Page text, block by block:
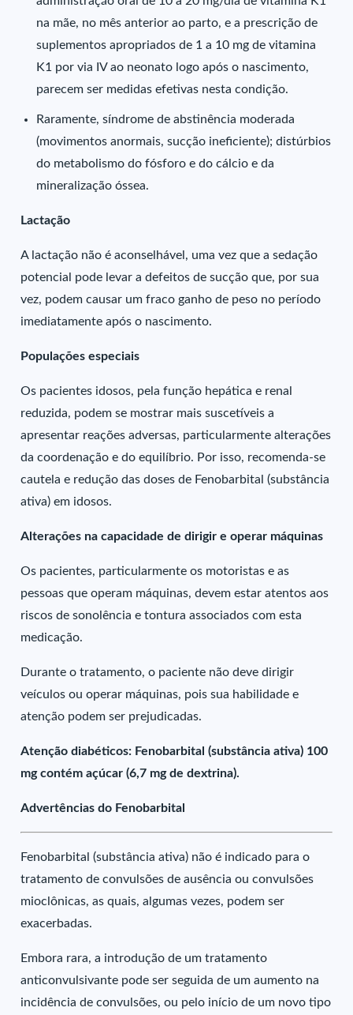
na mãe, no mês anterior ao parto, e a prescrição de
suplementos apropriados de 1 a 10 mg de vitamina
K1 por via IV ao neonato logo após o nascimento,
parecem ser medidas efetivas nesta condição.
Raramente, síndrome de abstinência moderada
(movimentos anormais, sucção ineficiente); distúrbios
do metabolismo do fósforo e do cálcio e da
mineralização óssea.
Lactação
A lactação não é aconselhável, uma vez que a sedação
potencial pode levar a defeitos de sucção que, por sua
vez, podem causar um fraco ganho de peso no período
imediatamente após o nascimento.
Populações especiais
Os pacientes idosos, pela função hepática e renal
reduzida, podem se mostrar mais suscetíveis a
apresentar reações adversas, particularmente alterações
da coordenação e do equilíbrio. Por isso, recomenda-se
cautela e redução das doses de Fenobarbital (substância
ativa) em idosos.
Alterações na capacidade de dirigir e operar máquinas
Os pacientes, particularmente os motoristas e as
pessoas que operam máquinas, devem estar atentos aos
riscos de sonolência e tontura associados com esta
medicação.
Durante o tratamento, o paciente não deve dirigir
veículos ou operar máquinas, pois sua habilidade e
atenção podem ser prejudicadas.
Atenção diabéticos: Fenobarbital (substância ativa) 100
mg contém açúcar (6,7 mg de dextrina).
Advertências do Fenobarbital
Fenobarbital (substância ativa) não é indicado para o
tratamento de convulsões de ausência ou convulsões
mioclônicas, as quais, algumas vezes, podem ser
exacerbadas.
Embora rara, a introdução de um tratamento
anticonvulsivante pode ser seguida de um aumento na
incidência de convulsões, ou pelo início de um novo tipo